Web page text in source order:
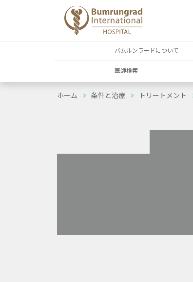
バムルンラードについて
医師検索
ホーム 条件と治療 トリートメント